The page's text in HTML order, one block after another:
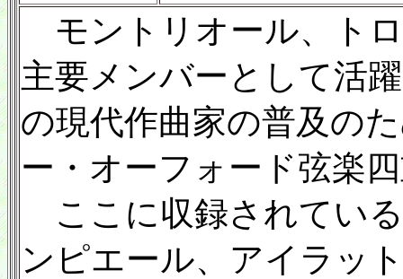
モントリオール、ト
主要メンバーとして活
の現代作曲家の普及の
ー・オーフォード弦楽
ここに収録されてい
ンピエール、アイラッ